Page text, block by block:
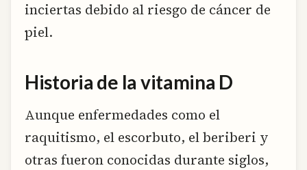
inciertas debido al riesgo de cáncer de
piel.
Historia de la vitamina D
Aunque enfermedades como el
raquitismo, el escorbuto, el beriberi y
otras fueron conocidas durante siglos,